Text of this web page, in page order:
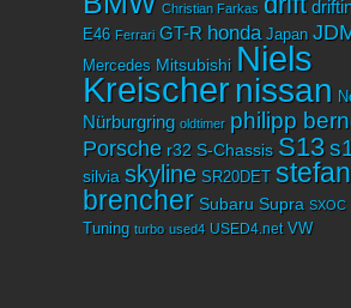
Christian Farkas
E46 Ferrari GT-R honda Japan
Mercedes Mitsubishi Niels
Kreischer nissan
Nürburgring oldtimer philipp
Porsche r32 S-Chassis S13
silvia skyline SR20DET stefan
brencher Subaru Supra SXOC
Tuning turbo used4 USED4.net VW